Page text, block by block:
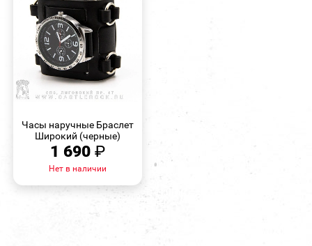
Часы наручные Браслет
Широкий (черные)
1 690 ₽
Нет в наличии